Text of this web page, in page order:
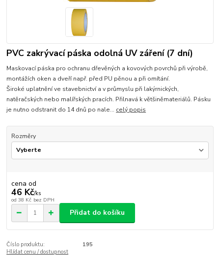
PVC zakrývací páska odolná UV záření (7 dní)
Maskovací páska pro ochranu dřevěných a kovových povrchů při výrobě,
montážích oken a dveří např. před PU pěnou a při omítání.
Široké uplatnění ve stavebnictví a v průmyslu při lakýrnických,
natěračských nebo malířských pracích. Přilnavá k většiněmateriálů. Pásku
je nutno odstranit do 14 dnů po nale... celý popis
Rozměry
cena od
46 Kč/ks
od 38 Kč bez DPH
Přidat do košíku
Číslo produktu:
195
Hlídat cenu / dostupnost